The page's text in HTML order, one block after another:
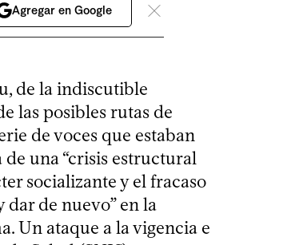
Agregar en Google
de la indiscutible
las posibles rutas de
de voces que estaban
de una “crisis estructural
socializante y el fracaso
dar de nuevo” en la
Un ataque a la vigencia e